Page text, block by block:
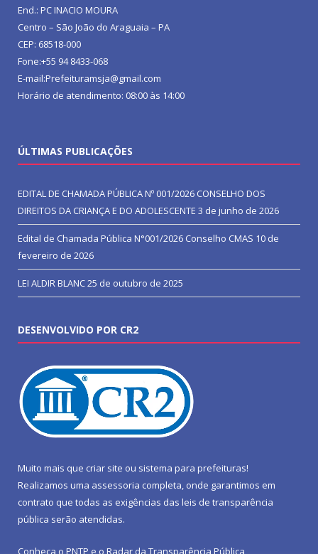
End.: PC INACIO MOURA
Centro – São João do Araguaia – PA
CEP: 68518-000
Fone:+55 94 8433-068
E-mail:Prefeituramsja@gmail.com
Horário de atendimento: 08:00 às 14:00
ÚLTIMAS PUBLICAÇÕES
EDITAL DE CHAMADA PÚBLICA Nº 001/2026 CONSELHO DOS
DIREITOS DA CRIANÇA E DO ADOLESCENTE 3 de junho de 2026
Edital de Chamada Pública N°001/2026 Conselho CMAS 10 de
fevereiro de 2026
LEI ALDIR BLANC25 de outubro de 2025
DESENVOLVIDO POR CR2
Muito mais que criar site ou sistema para prefeituras!
Realizamos uma assessoria completa, onde garantimos em
contrato que todas as exigências das leis de transparência
pública serão atendidas.
Conheça o PNTP e o Radar da Transparência Pública